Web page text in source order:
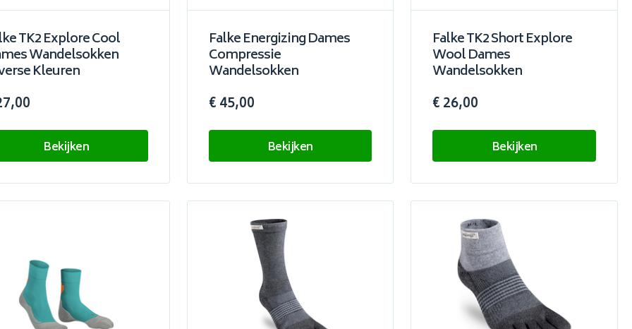
TK2 Explore Cool
Wandelsokken
Kleuren
Bekijken
Falke Energizing Dames
Compressie
Wandelsokken
€ 45,00
Bekijken
Falke TK2 Short Explore
Wool Dames
Wandelsokken
€ 26,00
Bekijken